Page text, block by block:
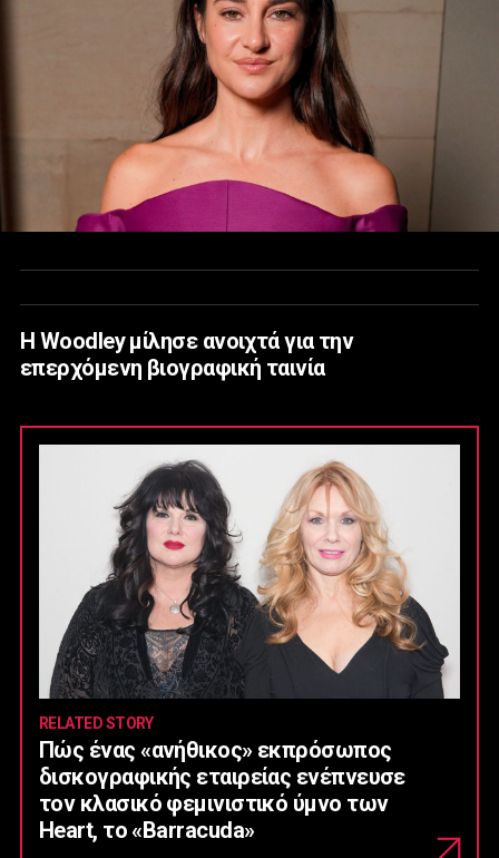
Η Woodley μίλησε ανοιχτά για την
επερχόμενη βιογραφική ταινία
RELATED STORY
Πώς ένας «ανήθικος» εκπρόσωπος
δισκογραφικής εταιρείας ενέπνευσε
τον κλασικό φεμινιστικό ύμνο των
Heart, το «Barracuda»